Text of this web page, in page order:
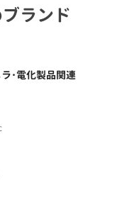
ランド
･電化製品関連